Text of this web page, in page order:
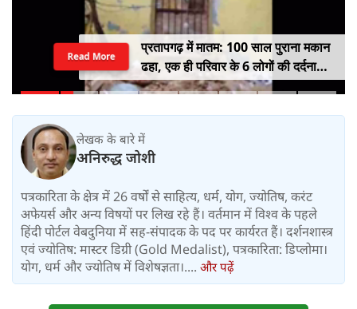
प्रतापगढ़ में मातम: 100 साल पुराना मकान
ढहा, एक ही परिवार के 6 लोगों की दर्दनाक
मौत
Read More
लेखक के बारे में
अनिरुद्ध जोशी
पत्रकारिता के क्षेत्र में 26 वर्षों से साहित्य, धर्म, योग, ज्योतिष, करंट
अफेयर्स और अन्य विषयों पर लिख रहे हैं। वर्तमान में विश्‍व के पहले
हिंदी पोर्टल वेबदुनिया में सह-संपादक के पद पर कार्यरत हैं। दर्शनशास्त्र
एवं ज्योतिष: मास्टर डिग्री (Gold Medalist), पत्रकारिता: डिप्लोमा।
योग, धर्म और ज्योतिष में विशेषज्ञता।.... और पढ़ें